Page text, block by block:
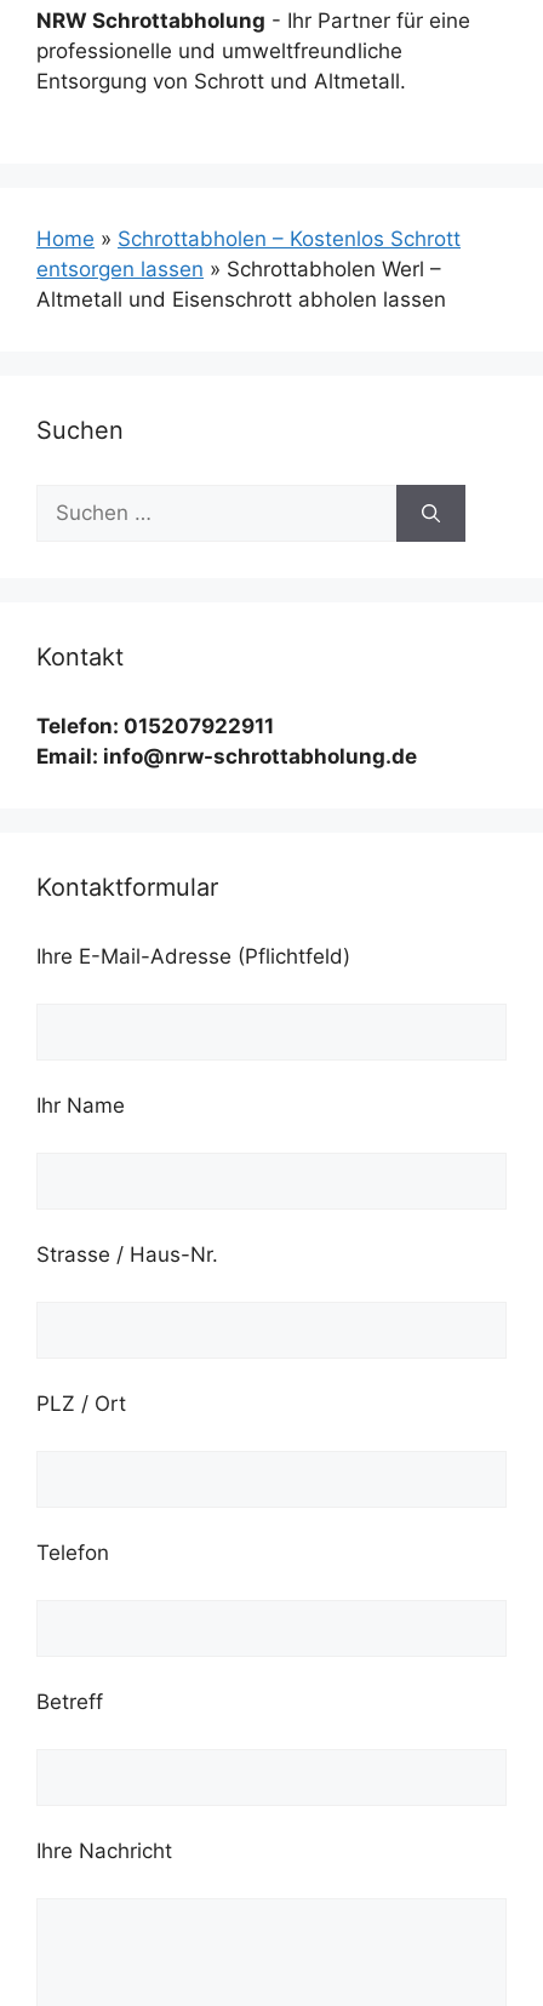
NRW Schrottabholung - Ihr Partner für eine
professionelle und umweltfreundliche
Entsorgung von Schrott und Altmetall.
Home » Schrottabholen – Kostenlos Schrott
entsorgen lassen » Schrottabholen Werl –
Altmetall und Eisenschrott abholen lassen
Suchen
Suchen
nach:
Kontakt
Telefon: 015207922911
Email: info@nrw-schrottabholung.de
Kontaktformular
Ihre E-Mail-Adresse (Pflichtfeld)
Ihr Name
Strasse / Haus-Nr.
PLZ / Ort
Telefon
Betreff
Ihre Nachricht